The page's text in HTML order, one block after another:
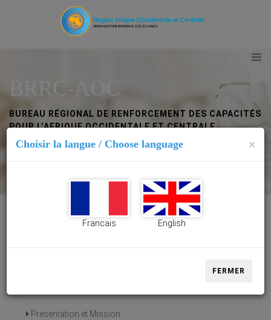
BRRC-AOC
BUREAU RÉGIONAL DE RENFORCEMENT DES CAPACITÉS
POUR L’AFRIQUE OCCIDENTALE ET CENTRALE
Abidjan (Côte d’Ivoire)
Présentation et Mission
Choisir la langue / Choose language ×
Francais English
FERMER